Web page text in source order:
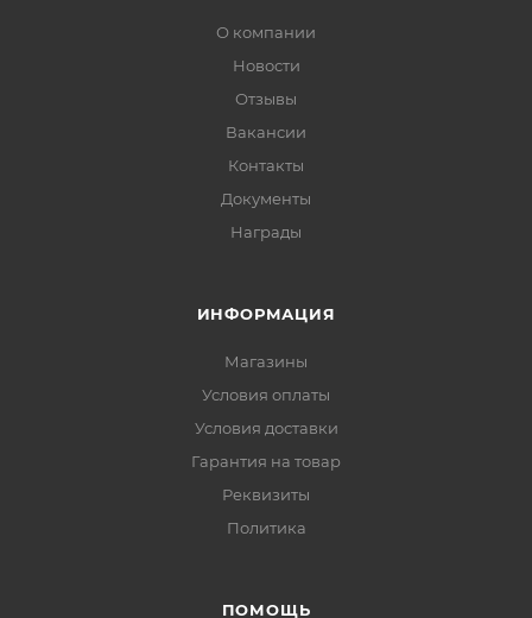
О компании
Новости
Отзывы
Вакансии
Контакты
Документы
Награды
ИНФОРМАЦИЯ
Магазины
Условия оплаты
Условия доставки
Гарантия на товар
Реквизиты
Политика
ПОМОЩЬ